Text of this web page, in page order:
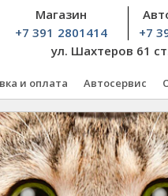
Магазин
+7 391 2801414
+7
ул. Шахтеров 61
и оплата Автосервис